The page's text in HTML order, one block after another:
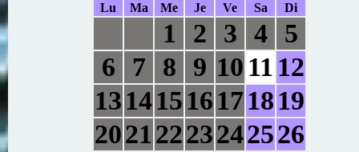
Lu Ma Me Je Ve Sa Di
1 2 3 4 5
6
7 8 9 10 11 12
13141516171819
20212223242526